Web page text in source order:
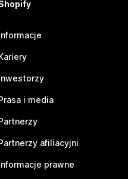
Informacje
Kariery
Inwestorzy
Prasa i media
Partnerzy
Partnerzy afiliacyjni
Informacje prawne